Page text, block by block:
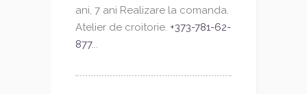
ani, 7 ani Realizare la comanda.
Atelier de croitorie. +373-781-62-
877...